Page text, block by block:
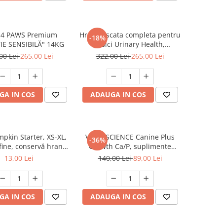
PAWS Premium
SENSIBILĂ" 14KG
Lei265,00 Lei
IN COS
-18%
Hrana uscata completa pentru
pisici Urinary Health,
Premium, Club 4 Paws, 14 kg
322,00 Lei265,00 Lei
ADAUGA IN COS
Starter, XS-XL,
conservă hrană
cereale câini
13,00 Lei
IN COS
-36%
VETRI SCIENCE Canine Plus
Growth Ca/P, suplimente
creștere și vitalitate câini, 45
140,00 Lei89,00 Lei
ADAUGA IN COS